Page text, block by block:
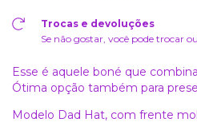
Trocas e devoluções
Se não gostar, você pode trocar
Esse é aquele boné que
Ótima opção também para
Modelo Dad Hat, com frente